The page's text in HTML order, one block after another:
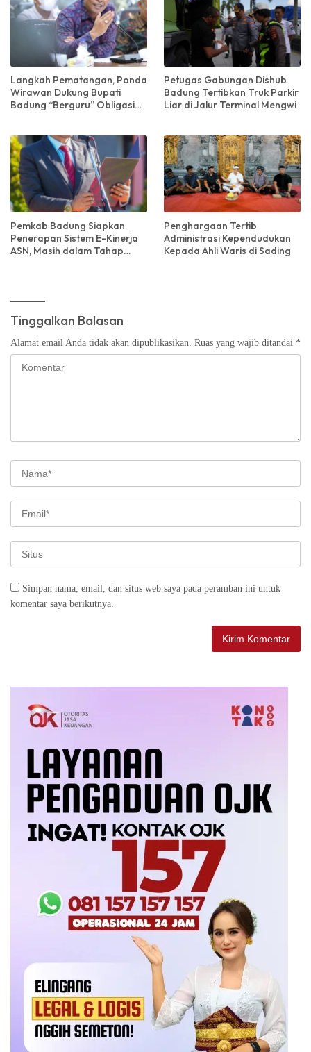
Langkah Pematangan, Ponda
Wirawan Dukung Bupati
Badung “Berguru” Obligasi
Petugas Gabungan Dishub
Badung Tertibkan Truk Parkir
Liar di Jalur Terminal Mengwi
Pemkab Badung Siapkan
Penerapan Sistem E-Kinerja
ASN, Masih dalam Tahap
Penghargaan Tertib
Administrasi Kependudukan
Kepada Ahli Waris di Sading
Tinggalkan Balasan
Alamat email Anda tidak akan dipublikasikan. Ruas yang wajib ditandai *
Simpan nama, email, dan situs web saya pada peramban ini untuk
komentar saya berikutnya.